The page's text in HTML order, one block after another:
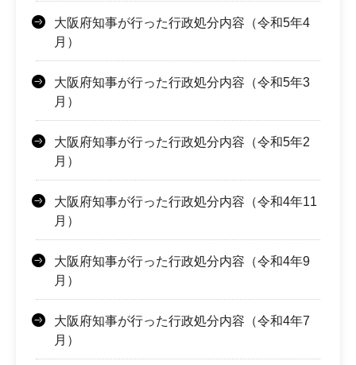
大阪府知事が行った行政処分内容（令和5年4
月）
大阪府知事が行った行政処分内容（令和5年3
月）
大阪府知事が行った行政処分内容（令和5年2
月）
大阪府知事が行った行政処分内容（令和4年11
月）
大阪府知事が行った行政処分内容（令和4年9
月）
大阪府知事が行った行政処分内容（令和4年7
月）